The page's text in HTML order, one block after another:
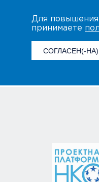
Для повышения
принимаете
СОГЛАСЕН(-НА)